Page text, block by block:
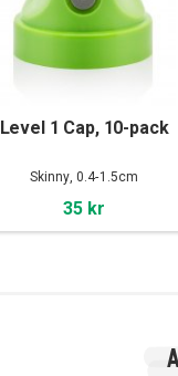
Level 1 Cap, 10-pack
Skinny, 0.4-1.5cm
35 kr